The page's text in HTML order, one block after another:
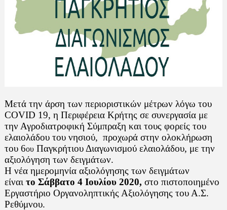
Μετά την άρση των περιοριστικών μέτρων λόγω του
COVID 19, η Περιφέρεια Κρήτης σε συνεργασία με
την Αγροδιατροφική Σύμπραξη και τους φορείς του
ελαιολάδου του νησιού, προχωρά στην ολοκλήρωση
του 6ουΠαγκρήτιου Διαγωνισμού ελαιολάδου, με την
αξιολόγηση των δειγμάτων.
Η νέα ημερομηνία αξιολόγησης των δειγμάτων
είναι το Σάββατο 4 Ιουλίου 2020, στο πιστοποιημένο
Εργαστήριο Οργανοληπτικής Αξιολόγησης του Α.Σ.
Ρεθύμνου.